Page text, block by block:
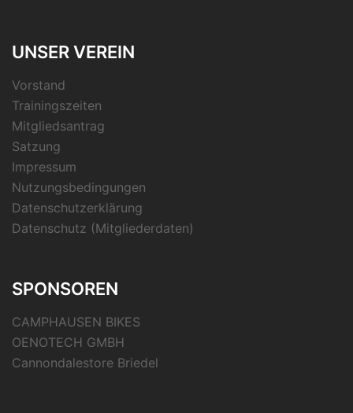
UNSER VEREIN
Vorstand
Trainingszeiten
Mitgliedsantrag
Satzung
Impressum
Nutzungsbedingungen
Datenschutzerklärung
Datenschutz (Mitgliederdaten)
SPONSOREN
CAMPHAUSEN BIKES
OENOTECH GMBH
Cannondalestore Briedel